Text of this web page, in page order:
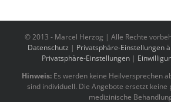
© 2013 - Marcel Herzog | Alle Rechte
Datenschutz | Privatsphäre-Einstellungen
Privatsphäre-Einstellungen|
Hinweis: Es werden keine Heilversprechen
sind individuell. Die Angebote ersetzt keine
medizinische